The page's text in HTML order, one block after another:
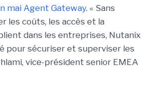
mai Agent Gateway. « Sans
les coûts, les accès et la
dans les entreprises, Nutanix
pour sécuriser et superviser les
vice-président senior EMEA